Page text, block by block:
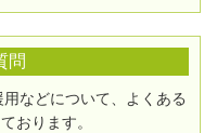
問
などについて、よくある
おります。